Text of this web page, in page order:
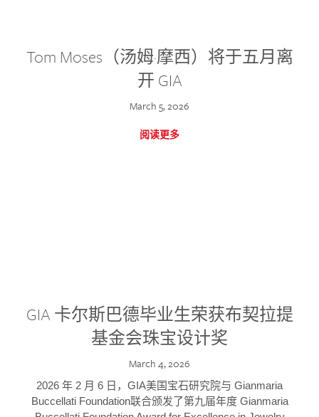
Tom Moses（汤姆·摩西）将于五月离
开 GIA
March 5, 2026
阅读更多
GIA 卡尔斯巴德毕业生荣获布契拉提
基金会珠宝设计奖
March 4, 2026
2026 年 2 月 6 日，GIA美国宝石研究院与 Gianmaria
Buccellati Foundation联合颁发了第九届年度 Gianmaria